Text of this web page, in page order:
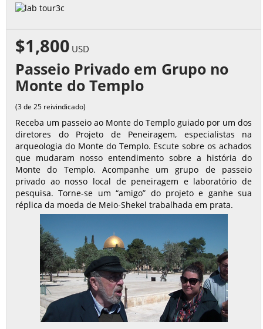
$1,800 USD
Passeio Privado em Grupo no
Monte do Templo
(3 de 25 reivindicado)
Receba um passeio ao Monte do Templo guiado por um dos
diretores do Projeto de Peneiragem, especialistas na
arqueologia do Monte do Templo. Escute sobre os achados
que mudaram nosso entendimento sobre a história do
Monte do Templo. Acompanhe um grupo de passeio
privado ao nosso local de peneiragem e laboratório de
pesquisa. Torne-se um “amigo” do projeto e ganhe sua
réplica da moeda de Meio-Shekel trabalhada em prata.